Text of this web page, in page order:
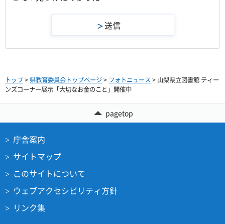
トップ> 県教育委員会トップページ> フォトニュース > 山梨県立図書館 ティー
ンズコーナー展示「大切なお金のこと」開催中
pagetop
庁舎案内
サイトマップ
このサイトについて
ウェブアクセシビリティ方針
リンク集